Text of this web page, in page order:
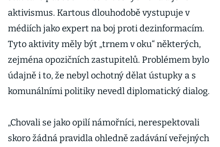
aktivismus. Kartous dlouhodobě vystupuje v
médiích jako expert na boj proti dezinformacím.
Tyto aktivity měly být „trnem v oku“ některých,
zejména opozičních zastupitelů. Problémem bylo
údajně i to, že nebyl ochotný dělat ústupky a s
komunálními politiky nevedl diplomatický dialog.
„Chovali se jako opilí námořníci, nerespektovali
skoro žádná pravidla ohledně zadávání veřejných